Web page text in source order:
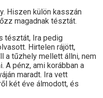
Hiszen külön kasszán
magadnak tésztát.
tésztát, Ira pedig
Hirtelen rájött,
a tűzhely mellett állni, nem
A pénz, ami korábban a
maradt. Ira vett
két éve álmodott, és